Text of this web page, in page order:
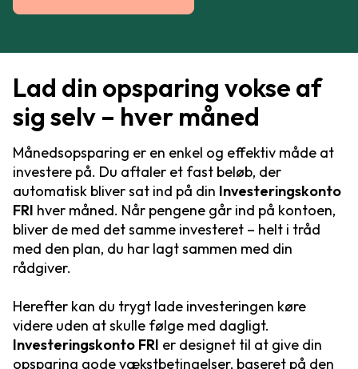
Lad din opsparing vokse af
sig selv – hver måned
Månedsopsparing er en enkel og effektiv måde at
investere på. Du aftaler et fast beløb, der
automatisk bliver sat ind på din Investeringskonto
FRI hver måned. Når pengene går ind på kontoen,
bliver de med det samme investeret – helt i tråd
med den plan, du har lagt sammen med din
rådgiver.
Herefter kan du trygt lade investeringen køre
videre uden at skulle følge med dagligt.
Investeringskonto FRI er designet til at give din
opsparing gode vækstbetingelser, baseret på den